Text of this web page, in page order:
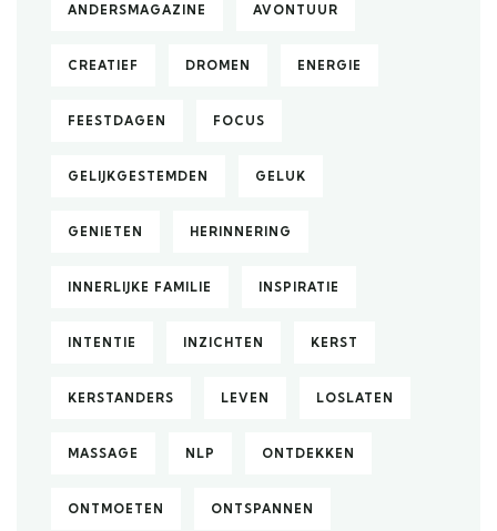
ANDERSMAGAZINE AVONTUUR
CREATIEF DROMEN ENERGIE
FEESTDAGEN FOCUS
GELIJKGESTEMDEN GELUK
GENIETEN HERINNERING
INNERLIJKE FAMILIE INSPIRATIE
INTENTIE INZICHTEN KERST
KERSTANDERS LEVEN LOSLATEN
MASSAGE NLP ONTDEKKEN
ONTMOETEN ONTSPANNEN